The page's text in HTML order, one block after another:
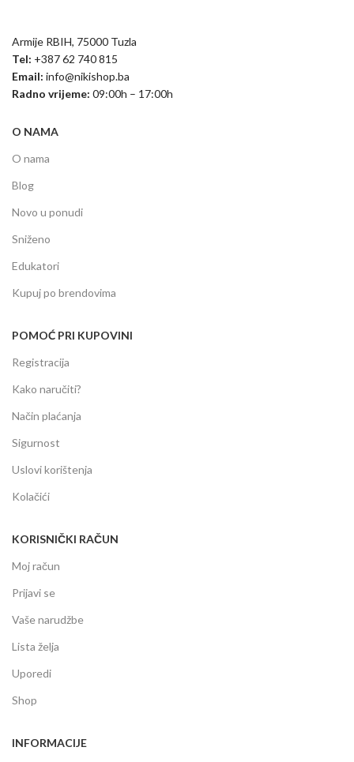
Armije RBIH, 75000 Tuzla
Tel: +387 62 740 815
Email: info@nikishop.ba
Radno vrijeme: 09:00h – 17:00h
O NAMA
O nama
Blog
Novo u ponudi
Sniženo
Edukatori
Kupuj po brendovima
POMOĆ PRI KUPOVINI
Registracija
Kako naručiti?
Način plaćanja
Sigurnost
Uslovi korištenja
Kolačići
KORISNIČKI RAČUN
Moj račun
Prijavi se
Vaše narudžbe
Lista želja
Uporedi
Shop
INFORMACIJE